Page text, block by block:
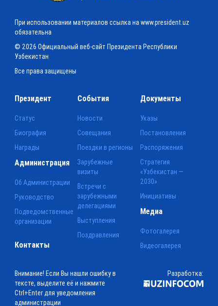
При использовании материалов ссылка на www.president.uz
обязательна
© 2026 Официальный веб-сайт Президента Республики
Узбекистан
Все права защищены
Президент
Статус
Биография
Награды
События
Новости
Совещания
Поездки в регионы
Зарубежные
визиты
Встречи с
зарубежными
делегациями
Выступления
Поздравления
Документы
Указы
Постановления
Распоряжения
Стратегия
«Узбекистан —
2030»
Инициативы
Администрация
Об Администрации
Руководство
Подведомственные
организации
Медиа
Фотогалерея
Видеогалерея
Контакты
Внимание! Если Вы нашли ошибку в
тексте, выделите её и нажмите
Ctrl+Enter для уведомления
администрации
Разработка: